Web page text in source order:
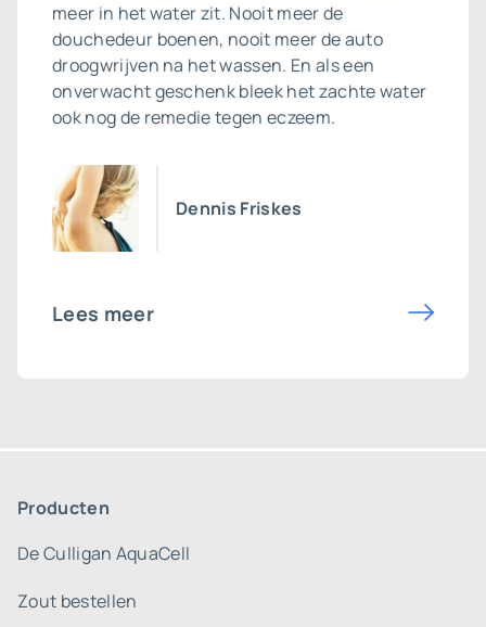
meer in het water zit. Nooit meer de
douchedeur boenen, nooit meer de auto
droogwrijven na het wassen. En als een
onverwacht geschenk bleek het zachte water
ook nog de remedie tegen eczeem.
Dennis Friskes
Lees meer
Producten
De Culligan AquaCell
Zout bestellen